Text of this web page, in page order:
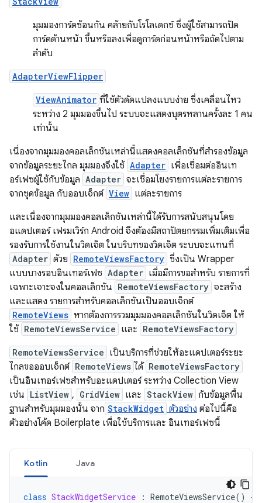
มุมมองการ์ดซ้อนกัน คล้ายกับโรโลเดกซ์ ซึ่งผู้ใช้สามารถปัด
การ์ดด้านหน้า ขึ้นหรือลงเพื่อดูการ์ดก่อนหน้าหรือถัดไปตาม
ลำดับ
AdapterViewFlipper
ViewAnimator ที่ใช้ตัวดัดแปลงแบบง่าย ซึ่งเคลื่อนไหว
ระหว่าง 2 มุมมองขึ้นไป ระบบจะแสดงบุตรหลานครั้งละ 1 คน
เท่านั้น
เนื่องจากมุมมองคอลเล็กชันเหล่านี้แสดงคอลเล็กชันที่สำรองข้อมูล
จากข้อมูลระยะไกล มุมมองจึงใช้ Adapter เพื่อเชื่อมต่ออินเท
อร์เฟซผู้ใช้กับข้อมูล Adapter จะเชื่อมโยงรายการแต่ละรายการ
จากชุดข้อมูล กับออบเจ็กต์ View แต่ละรายการ
และเนื่องจากมุมมองคอลเล็กชันเหล่านี้ได้รับการสนับสนุนโดย
อแดปเตอร์ เฟรมเวิร์ก Android จึงต้องมีสถาปัตยกรรมเพิ่มเติมเพื่อ
รองรับการใช้งานในวิดเจ็ต ในบริบทของวิดเจ็ต ระบบจะแทนที่
Adapter ด้วย RemoteViewsFactory ซึ่งเป็น Wrapper
แบบบางรอบอินเทอร์เฟซ Adapter เมื่อมีการขอสำหรับ รายการที่
เฉพาะเจาะจงในคอลเล็กชัน RemoteViewsFactory จะสร้าง
และแสดง รายการสำหรับคอลเล็กชันเป็นออบเจ็กต์
RemoteViews หากต้องการรวมมุมมองคอลเล็กชันในวิดเจ็ต ให้
ใช้ RemoteViewsService และ RemoteViewsFactory
RemoteViewsService เป็นบริการที่ช่วยให้อะแดปเตอร์ระยะ
ไกลขอออบเจ็กต์ RemoteViews ได้ RemoteViewsFactory
เป็นอินเทอร์เฟซสำหรับอะแดปเตอร์ ระหว่าง Collection View
เช่น ListView , GridView และ StackView กับข้อมูลพื้น
ฐานสำหรับมุมมองนั้น จาก StackWidget ตัวอย่าง ต่อไปนี้คือ
ตัวอย่างโค้ด Boilerplate เพื่อใช้บริการและ อินเทอร์เฟซนี้
Kotlin Java
class StackWidgetService : RemoteViewsService() {